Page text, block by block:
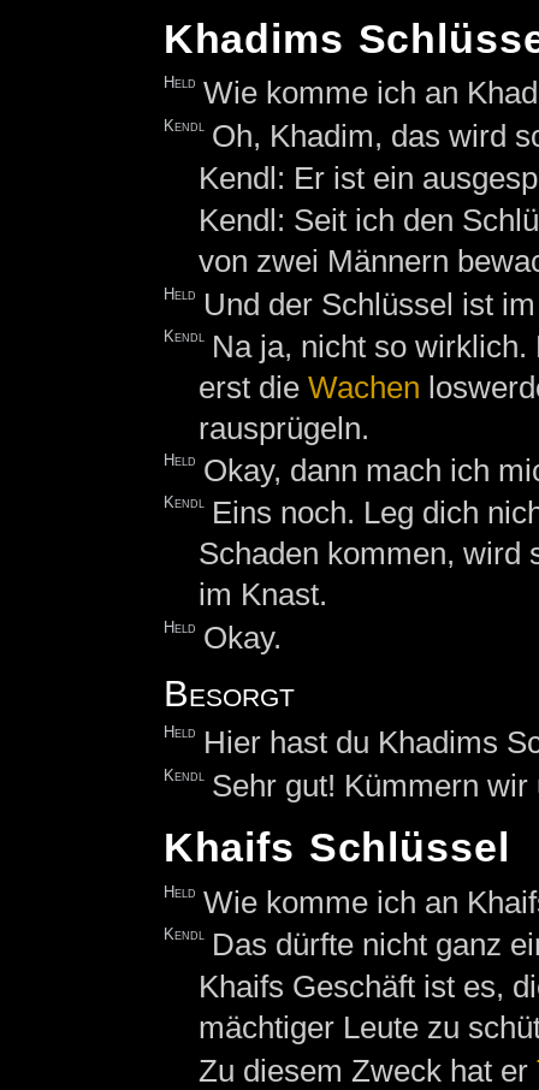
Khadims
Held Wie komme ich an
Kendl
Oh, Khadim, das wird
Kendl: Er ist ein
Kendl: Seit ich den
von zwei Männern
Held Und der Schlüssel ist
Kendl
Na ja, nicht so
erst die Wachen
rausprügeln.
Held Okay, dann mach ich
Kendl Eins noch. Leg dich
Schaden kommen, wird
im Knast.
Held Okay.
Besorgt
Held Hier hast du Khadims
Kendl Sehr gut! Kümmern
Khaifs Schlüssel
Held Wie komme ich an
Kendl Das dürfte nicht ganz
Khaifs Geschäft ist es,
mächtiger Leute zu
Zu diesem Zweck hat er